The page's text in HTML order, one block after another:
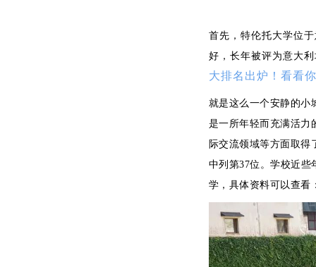
首先，特伦托大学位
好，长年被评为意大
大排名出炉！看看
就是这么一个安静的小
是一所年轻而充满活力
际交流领域等方面取
中列第37位。学校近
学，具体资料可以查看